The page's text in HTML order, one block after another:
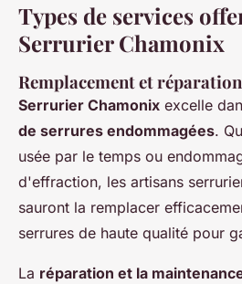
Types de services
Serrurier Chamonix
Remplacement et
Serrurier Chamonix excelle
de serrures endommagées.
usée par le temps ou
d'effraction, les artisans
sauront la remplacer
serrures de haute qualité pour
La réparation et la